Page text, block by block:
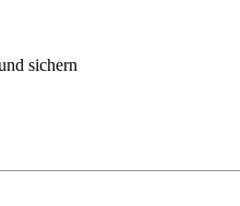
sichern